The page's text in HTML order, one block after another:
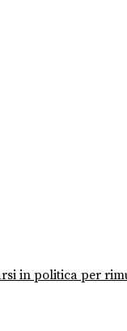
in politica per